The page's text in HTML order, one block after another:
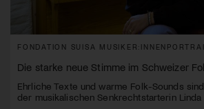
FONDATION SUISA
Die starke neue Stimme im Schweizer
Ehrliche Texte und warme Folk-Sounds
der musikalischen Senkrechtstarterin Linda